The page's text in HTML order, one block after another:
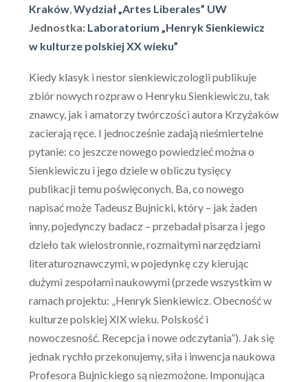
Kraków ,Wydział „Artes Liberales” UW
Jednostka: Laboratorium „Henryk Sienkiewicz
w kulturze polskiej XX wieku”
Kiedy klasyk i nestor sienkiewiczologii publikuje
zbiór nowych rozpraw o Henryku Sienkiewiczu, tak
znawcy, jak i amatorzy twórczości autora Krzyżaków
zacierają ręce. I jednocześnie zadają nieśmiertelne
pytanie: co jeszcze nowego powiedzieć można o
Sienkiewiczu i jego dziele w obliczu tysięcy
publikacji temu poświęconych. Ba, co nowego
napisać może Tadeusz Bujnicki, który – jak żaden
inny, pojedynczy badacz – przebadał pisarza i jego
dzieło tak wielostronnie, rozmaitymi narzędziami
literaturoznawczymi, w pojedynkę czy kierując
dużymi zespołami naukowymi (przede wszystkim w
ramach projektu: „Henryk Sienkiewicz. Obecność w
kulturze polskiej XIX wieku. Polskość i
nowoczesność. Recepcja i nowe odczytania”). Jak się
jednak rychło przekonujemy, siła i inwencja naukowa
Profesora Bujnickiego są niezmożone. Imponująca